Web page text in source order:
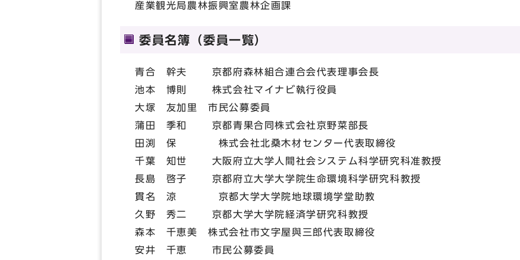
産業観光局農林振興室農林企画課
委員名簿（委員一覧）
青合 幹夫 京都府森林組合連合会代表理事会長
池本 博則 株式会社マイナビ執行役員
大塚 友加里 市民公募委員
蒲田 季和 京都青果合同株式会社京野菜部長
田渕 保 株式会社北桑木材センター代表取締役
千葉 知世 大阪府立大学人間社会システム科学研究科准教授
長島 啓子 京都府立大学大学院生命環境科学研究科教授
貫名 涼 京都大学大学院地球環境学堂助教
久野 秀二 京都大学大学院経済学研究科教授
森本 千恵美 株式会社市文字屋與三郎代表取締役
安井 千恵 市民公募委員